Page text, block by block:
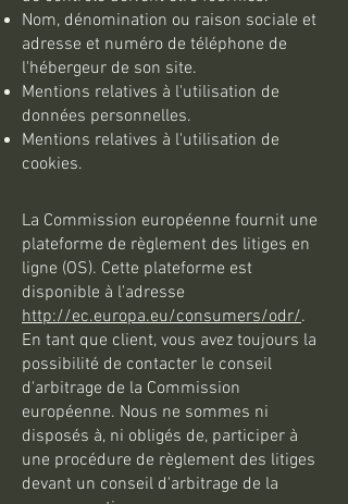
Nom, dénomination ou raison sociale et
adresse et numéro de téléphone de
l'hébergeur de son site.
Mentions relatives à l'utilisation de
données personnelles.
Mentions relatives à l'utilisation de
cookies.
La Commission européenne fournit une
plateforme de règlement des litiges en
ligne (OS). Cette plateforme est
disponible à l'adresse
http://ec.europa.eu/consumers/odr/.
En tant que client, vous avez toujours la
possibilité de contacter le conseil
d'arbitrage de la Commission
européenne. Nous ne sommes ni
disposés à, ni obligés de, participer à
une procédure de règlement des litiges
devant un conseil d'arbitrage de la